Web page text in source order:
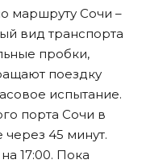
маршруту Сочи –
вид транспорта
пробки,
поездку
испытание.
порта Сочи в
45 минут.
17:00. Пока